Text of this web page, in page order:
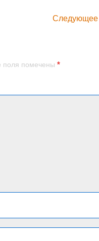
Следующее
поля помечены*